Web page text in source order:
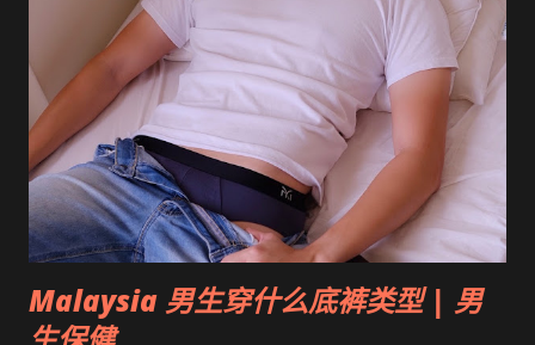
Malaysia 男生穿什么底裤类型 | 男